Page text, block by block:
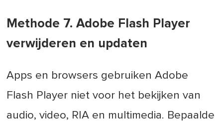
Methode 7. Adobe Flash Player
verwijderen en updaten
Apps en browsers gebruiken Adobe
Flash Player niet voor het bekijken van
audio, video, RIA en multimedia. Bepaalde